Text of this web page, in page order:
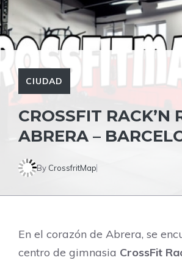
CIUDAD
CROSSFIT RACK’N
ABRERA –
By CrossfritMap
En el corazón de Abrera, se
centro de gimnasia CrossFit